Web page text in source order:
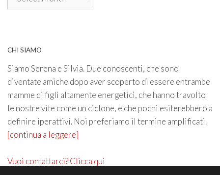
CHI SIAMO
Siamo Serena e Silvia. Due conoscenti, che sono
diventate amiche dopo aver scoperto di essere entrambe
mamme di figli altamente energetici, che hanno travolto
le nostre vite come un ciclone, e che pochi esiterebbero a
definire iperattivi. Noi preferiamo il termine amplificati.
[continua a leggere]
Vuoi contattarci? Clicca qui